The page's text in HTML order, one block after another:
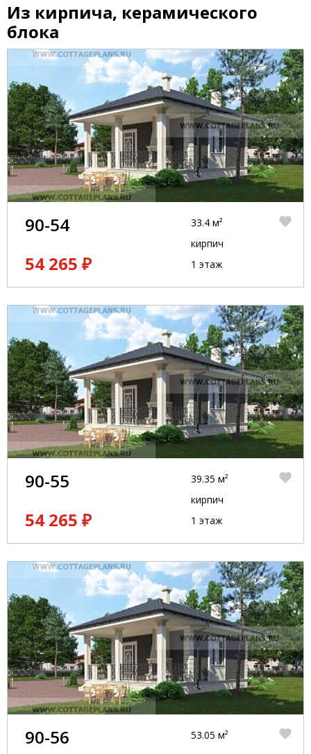
Из кирпича, керамического
блока
90-54
54 265 ₽
33.4 м²
кирпич
1 этаж
90-55
54 265 ₽
39.35 м²
кирпич
1 этаж
90-56
53.05 м²